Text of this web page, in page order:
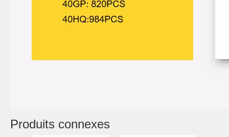
Produits connexes